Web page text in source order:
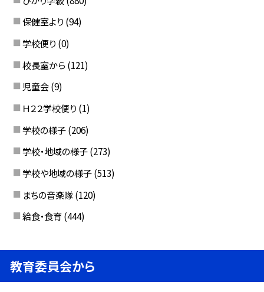
保健室より (94)
学校便り (0)
校長室から (121)
児童会 (9)
Ｈ２２学校便り (1)
学校の様子 (206)
学校・地域の様子 (273)
学校や地域の様子 (513)
まちの音楽隊 (120)
給食・食育 (444)
教育委員会から